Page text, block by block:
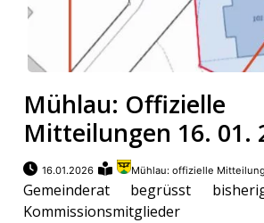
Mühlau: Offizielle
Mitteilungen 16. 01.
16.01.2026 Mühlau: offizielle
Gemeinderat begrüsst
Kommissionsmitglieder